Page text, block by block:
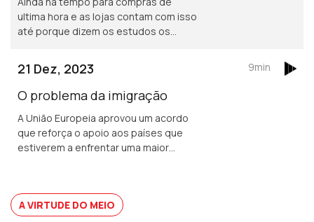
ultima hora e as lojas contam com isso
até porque dizem os estudos os
Mafalda Anjos e João Gobern fazem
contas ao Natal.
21 Dez, 2023
O problema da imigração
A União Europeia aprovou um acordo
que reforça o apoio aos países que
estiverem a enfrentar uma maior
9min
A VIRTUDE DO MEIO